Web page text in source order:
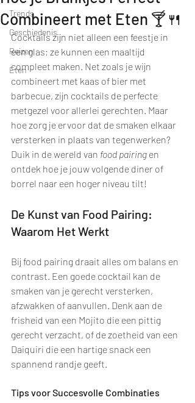
Trends
Geschiedenis
Reizen
Eten
Combineert met Eten 🍸🍴
Cocktails zijn niet alleen een feestje in
een glas; ze kunnen een maaltijd
compleet maken. Net zoals je wijn
combineert met kaas of bier met
barbecue, zijn cocktails de perfecte
metgezel voor allerlei gerechten. Maar
hoe zorg je ervoor dat de smaken elkaar
versterken in plaats van tegenwerken?
Duik in de wereld van food pairing en
ontdek hoe je jouw volgende diner of
borrel naar een hoger niveau tilt!
De Kunst van Food Pairing:
Waarom Het Werkt
Bij food pairing draait alles om balans en
contrast. Een goede cocktail kan de
smaken van je gerecht versterken,
afzwakken of aanvullen. Denk aan de
frisheid van een Mojito die een pittig
gerecht verzacht, of de zoetheid van een
Daiquiri die een hartige snack een
spannend randje geeft.
Tips voor Succesvolle Combinaties